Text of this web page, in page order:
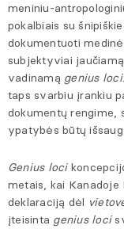
meniniu-
pokalbiais su
dokumentuoti
subjektyviai
vadinamą genius loci
taps svarbiu įrankiu
dokumentų rengime,
ypatybės būtų
Genius loci
metais, kai Kanadoje
deklaraciją dėl
įteisinta genius loci